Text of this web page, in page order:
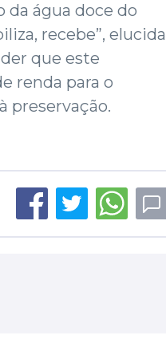
da água doce do
recebe”, elucida
que este
renda para o
preservação.